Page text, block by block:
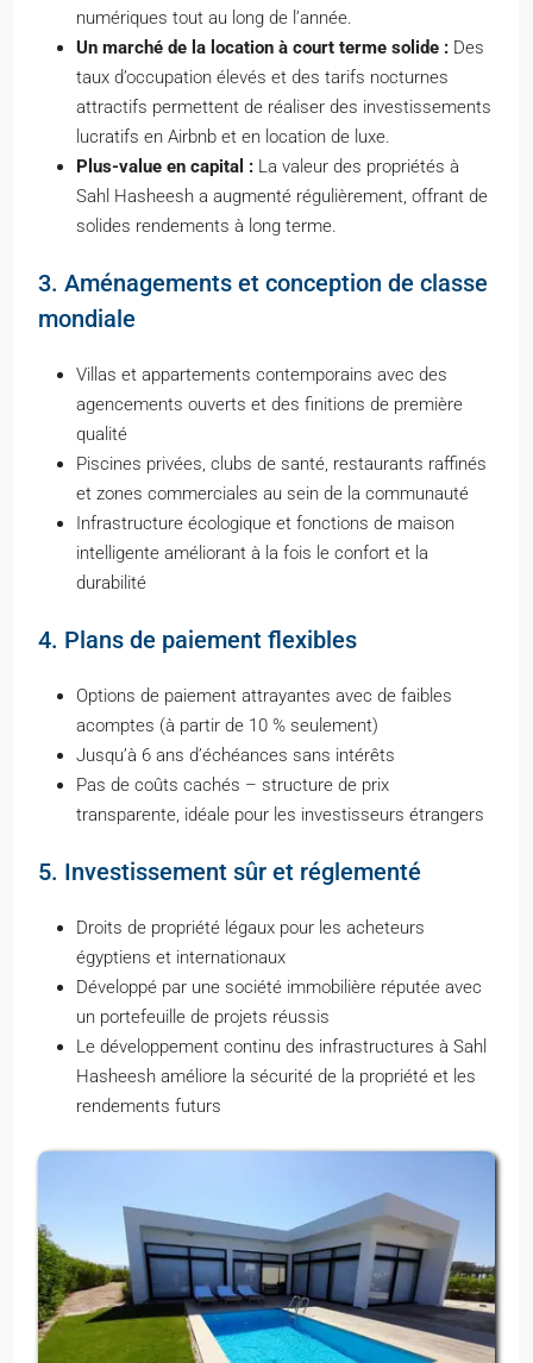
numériques tout au long de l’année.
Un marché de la location à court terme solide : Des
taux d’occupation élevés et des tarifs nocturnes
attractifs permettent de réaliser des investissements
lucratifs en Airbnb et en location de luxe.
Plus-value en capital : La valeur des propriétés à
Sahl Hasheesh a augmenté régulièrement, offrant de
solides rendements à long terme.
3. Aménagements et conception de classe
mondiale
Villas et appartements contemporains avec des
agencements ouverts et des finitions de première
qualité
Piscines privées, clubs de santé, restaurants raffinés
et zones commerciales au sein de la communauté
Infrastructure écologique et fonctions de maison
intelligente améliorant à la fois le confort et la
durabilité
4. Plans de paiement flexibles
Options de paiement attrayantes avec de faibles
acomptes (à partir de 10 % seulement)
Jusqu’à 6 ans d’échéances sans intérêts
Pas de coûts cachés – structure de prix
transparente, idéale pour les investisseurs étrangers
5. Investissement sûr et réglementé
Droits de propriété légaux pour les acheteurs
égyptiens et internationaux
Développé par une société immobilière réputée avec
un portefeuille de projets réussis
Le développement continu des infrastructures à Sahl
Hasheesh améliore la sécurité de la propriété et les
rendements futurs